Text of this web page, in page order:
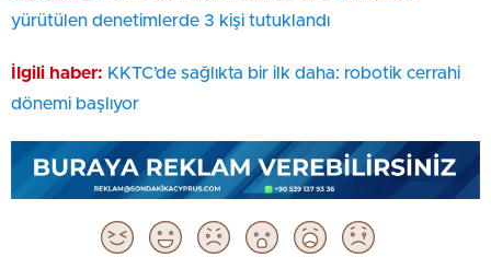
yürütülen denetimlerde 3 kişi tutuklandı
İlgili haber: KKTC’de sağlıkta bir ilk daha: robotik cerrahi
dönemi başlıyor